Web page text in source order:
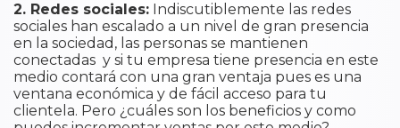
2. Redes sociales: Indiscutiblemente las redes
sociales han escalado a un nivel de gran presencia
en la sociedad, las personas se mantienen
conectadas y si tu empresa tiene presencia en este
medio contará con una gran ventaja pues es una
ventana económica y de fácil acceso para tu
clientela. Pero ¿cuáles son los beneficios y como